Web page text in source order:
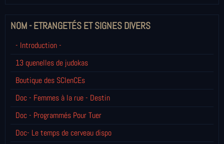
NOM - ETRANGETÉS ET SIGNES DIVERS
- Introduction -
13 quenelles de judokas
Boutique des SCIenCEs
Doc - Femmes à la rue - Destin
Doc - Programmés Pour Tuer
Doc- Le temps de cerveau dispo